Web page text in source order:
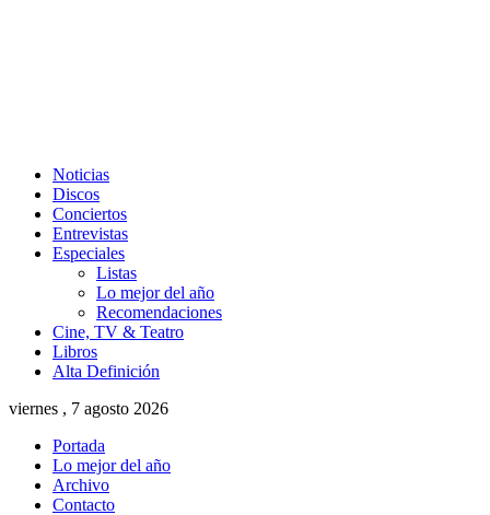
Noticias
Discos
Conciertos
Entrevistas
Especiales
Listas
Lo mejor del año
Recomendaciones
Cine, TV & Teatro
Libros
Alta Definición
viernes , 7 agosto 2026
Portada
Lo mejor del año
Archivo
Contacto